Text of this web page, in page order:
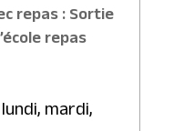
repas : Sortie
repas
mardi,